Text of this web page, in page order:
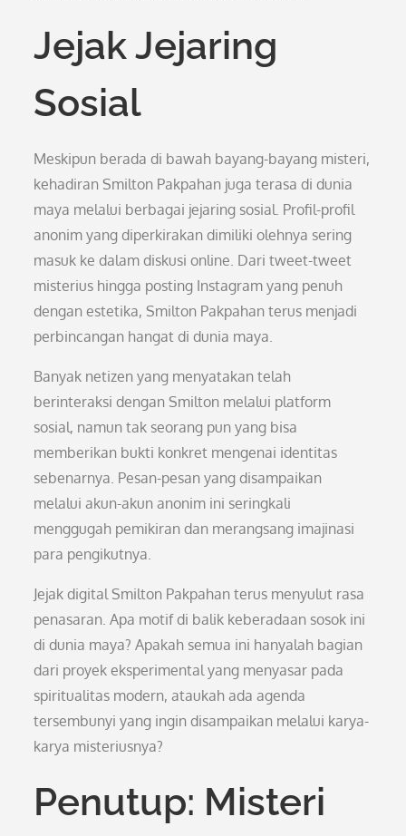
Jejak Jejaring
Sosial
Meskipun berada di bawah bayang-bayang misteri,
kehadiran Smilton Pakpahan juga terasa di dunia
maya melalui berbagai jejaring sosial. Profil-profil
anonim yang diperkirakan dimiliki olehnya sering
masuk ke dalam diskusi online. Dari tweet-tweet
misterius hingga posting Instagram yang penuh
dengan estetika, Smilton Pakpahan terus menjadi
perbincangan hangat di dunia maya.
Banyak netizen yang menyatakan telah
berinteraksi dengan Smilton melalui platform
sosial, namun tak seorang pun yang bisa
memberikan bukti konkret mengenai identitas
sebenarnya. Pesan-pesan yang disampaikan
melalui akun-akun anonim ini seringkali
menggugah pemikiran dan merangsang imajinasi
para pengikutnya.
Jejak digital Smilton Pakpahan terus menyulut rasa
penasaran. Apa motif di balik keberadaan sosok ini
di dunia maya? Apakah semua ini hanyalah bagian
dari proyek eksperimental yang menyasar pada
spiritualitas modern, ataukah ada agenda
tersembunyi yang ingin disampaikan melalui karya-
karya misteriusnya?
Penutup: Misteri